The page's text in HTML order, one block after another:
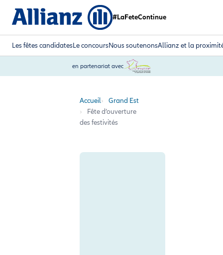
#LaFeteContinue
Les fêtes candidatesLe concoursNous soutenonsAllianz et la
en partenariat avec
Accueil
Grand Est
Fête d’ouverture
des festivités